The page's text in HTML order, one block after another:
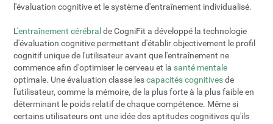
l'évaluation cognitive et le système d'entraînement individualisé.
L'entraînement cérébral de CogniFit a développé la technologie
d'évaluation cognitive permettant d'établir objectivement le profil
cognitif unique de l'utilisateur avant que l'entraînement ne
commence afin d'optimiser le cerveau et la santé mentale
optimale. Une évaluation classe lescapacités cognitivesde
l'utilisateur, comme la mémoire, de la plus forte à la plus faible en
déterminant le poids relatif de chaque compétence. Même si
certains utilisateurs ont une idée des aptitudes cognitives qu'ils